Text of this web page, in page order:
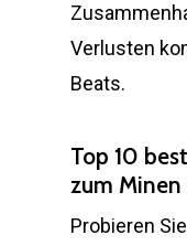
Verlusten
Beats.
Top 10
zum Minen
Probieren